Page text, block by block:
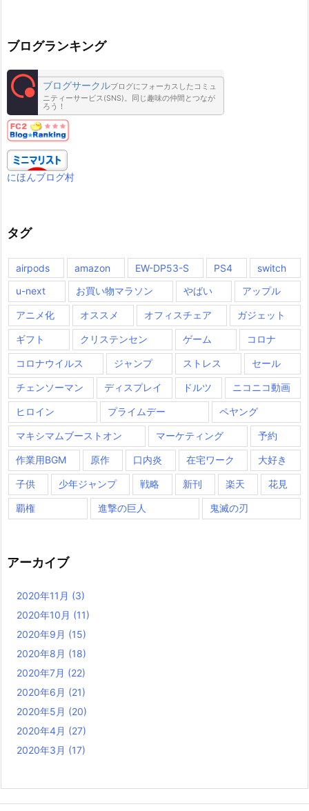
ブログランキング
ブログサークルブログにフォーカスしたコミュ
ニティーサービス(SNS)。同じ趣味の仲間とつなが
ろう！
にほんブログ村
タグ
airpods amazon EW-DP53-S PS4
switch
u-next
お買い物マラソン やばい アップル
アニメ化 オススメ オフィスチェア ガジェット
ギフト クリステンセン ゲーム コロナ
コロナウイルス ジャンプ ストレス セール
チェンソーマン ディスプレイ ドルツ ニコニコ動画
ヒロイン プライムデー ペヤング
マキシマムブーストオン マーケティング 予約
作業用BGM 原作 口内炎 在宅ワーク 大好き
子供 少年ジャンプ 戦略 新刊 楽天 花見
覇権 進撃の巨人 鬼滅の刃
アーカイブ
2020年11月 (3)
2020年10月 (11)
2020年9月 (15)
2020年8月 (18)
2020年7月 (22)
2020年6月 (21)
2020年5月 (20)
2020年4月 (27)
2020年3月 (17)